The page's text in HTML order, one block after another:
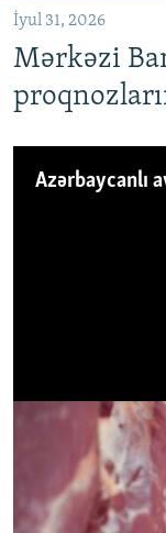
İyul 31, 2026
Mərkəzi
No